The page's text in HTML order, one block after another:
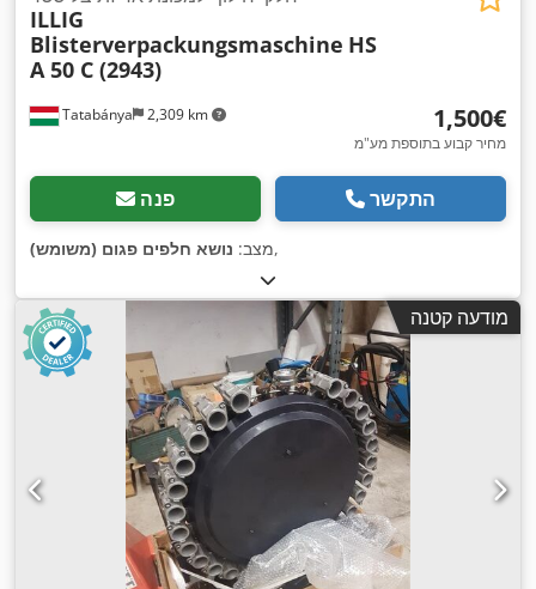
Tatabánya 2,309 km
ILLIG
Blisterverpackungsmaschine HS
A 50 C (2943)
‏1,500 ‏€
מחיר קבוע בתוספת מע"מ
פנה התקשר
מצב: נושא חלפים פגום (משומש) ,
מודעה קטנה